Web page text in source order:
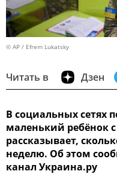
© AP / Efrem Lukatsky
Читать в Дзен
В социальных сетях
маленький ребёнок
рассказывает,
неделю. Об этом
канал Украина.ру